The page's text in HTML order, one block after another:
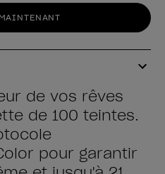
de vos rêves
de 100 teintes.
pour garantir